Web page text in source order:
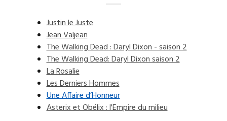
Justin le Juste
Jean Valjean
The Walking Dead : Daryl Dixon - saison 2
The Walking Dead: Daryl Dixon saison 2
La Rosalie
Les Derniers Hommes
Une Affaire d’Honneur
Asterix et Obélix : l'Empire du milieu